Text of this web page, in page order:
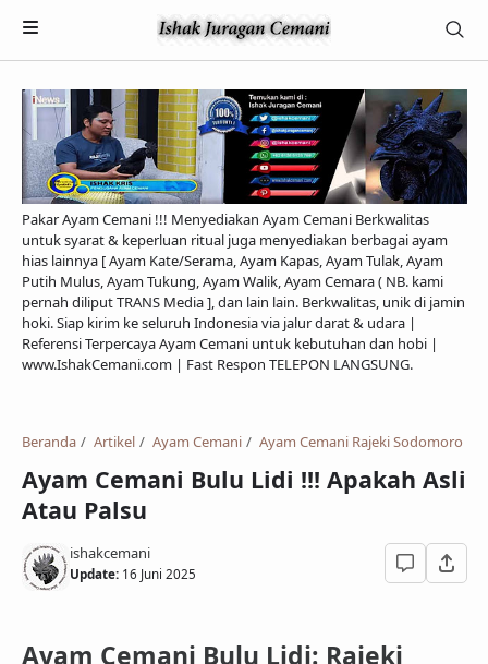
Payment
Privacy Policy
Feed
Pakar Ayam Cemani !!! Menyediakan Ayam Cemani Berkwalitas
untuk syarat & keperluan ritual juga menyediakan berbagai ayam
hias lainnya [ Ayam Kate/Serama, Ayam Kapas, Ayam Tulak, Ayam
Putih Mulus, Ayam Tukung, Ayam Walik, Ayam Cemara ( NB. kami
pernah diliput TRANS Media ], dan lain lain. Berkwalitas, unik di jamin
hoki. Siap kirim ke seluruh Indonesia via jalur darat & udara |
Referensi Terpercaya Ayam Cemani untuk kebutuhan dan hobi |
www.IshakCemani.com | Fast Respon TELEPON LANGSUNG.
Beranda Artikel Ayam Cemani Ayam Cemani Rajeki Sodomoro
Ayam Cemani Bulu Lidi !!! Apakah Asli
Atau Palsu
ishakcemani
Update: 16 Juni 2025
Ayam Cemani Bulu Lidi: Rajeki